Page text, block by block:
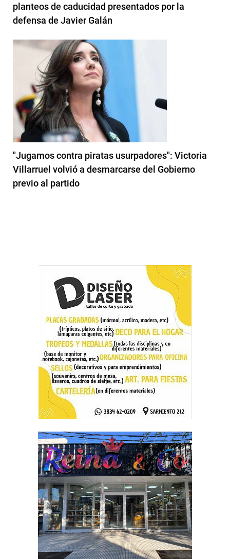
planteos de caducidad presentados por la
defensa de Javier Galán
"Jugamos contra piratas usurpadores": Victoria
Villarruel volvió a desmarcarse del Gobierno
previo al partido